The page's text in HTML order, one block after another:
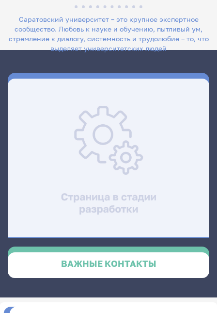
Саратовский университет – это крупное экспертное
сообщество. Любовь к науке и обучению, пытливый ум,
стремление к диалогу, системность и трудолюбие – то, что
выделяет университетских людей
ВАЖНЫЕ КОНТАКТЫ